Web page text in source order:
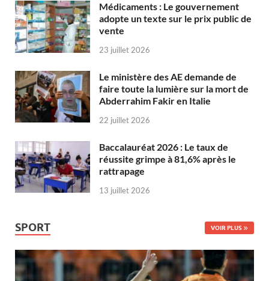
Médicaments : Le gouvernement
adopte un texte sur le prix public de
vente
23 juillet 2026
Le ministère des AE demande de
faire toute la lumière sur la mort de
Abderrahim Fakir en Italie
22 juillet 2026
Baccalauréat 2026 : Le taux de
réussite grimpe à 81,6% après le
rattrapage
13 juillet 2026
SPORT VOIR PLUS